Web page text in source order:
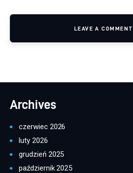
LEAVE A COMMENT
Archives
czerwiec 2026
luty 2026
grudzień 2025
październik 2025